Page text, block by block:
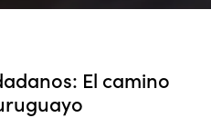
El camino